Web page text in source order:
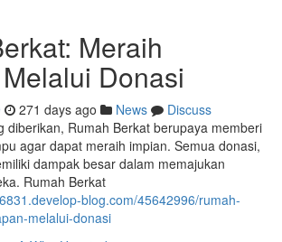
Meraih
Donasi
271 days ago News
Discuss
diberikan, Rumah Berkat berupaya memberi
agar dapat meraih impian. Semua donasi,
dampak besar dalam memajukan
Rumah Berkat
blog.com/45642996/rumah-
melalui-donasi